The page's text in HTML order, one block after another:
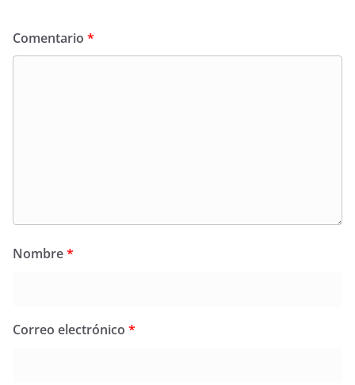
Comentario *
Nombre*
Correo electrónico *